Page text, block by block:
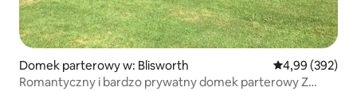
Domek parterowy w: Blisworth Średnia
4,99 (392)
Romantyczny i bardzo prywatny domek parterowy Z